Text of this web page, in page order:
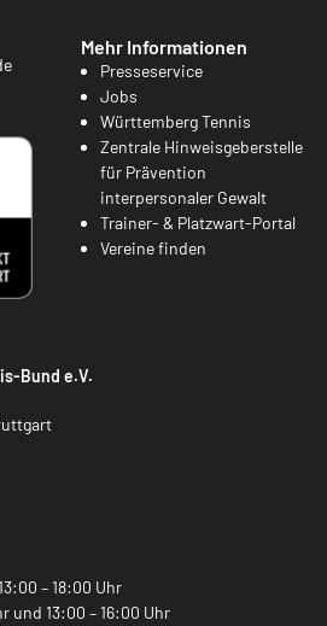
Mehr Informationen
Presseservice
Jobs
Württemberg Tennis
Zentrale Hinweisgeberstelle
für Prävention
interpersonaler Gewalt
Trainer- & Platzwart-Portal
Vereine finden
Bund e.V.
– 18:00 Uhr
und 13:00 – 16:00 Uhr